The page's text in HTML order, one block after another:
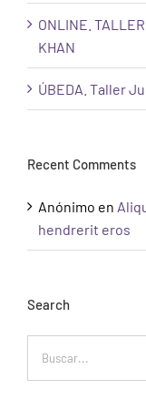
ONLINE.
KHAN
ÚBEDA. Taller
Recent Comments
Anónimo en
hendrerit eros
Search